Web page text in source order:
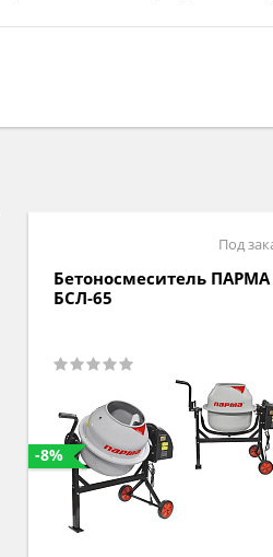
Под
Бетоносмеситель ПАРМА
БСЛ-65
-8%